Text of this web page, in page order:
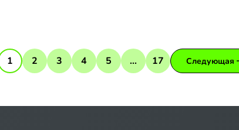
1 2 3 4 5 ... 17 Следующая